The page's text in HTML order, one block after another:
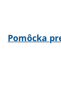
Pomôcka